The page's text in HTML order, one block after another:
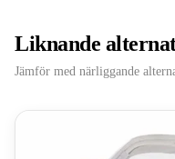
Liknande
Jämför med närliggande